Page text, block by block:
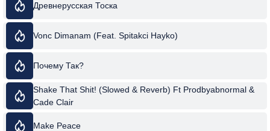
Древнерусская Тоска
Vonc Dimanam (Feat. Spitakci Hayko)
Почему Так?
Shake That Shit! (Slowed & Reverb) Ft Prodbyabnormal &
Cade Clair
Make Peace